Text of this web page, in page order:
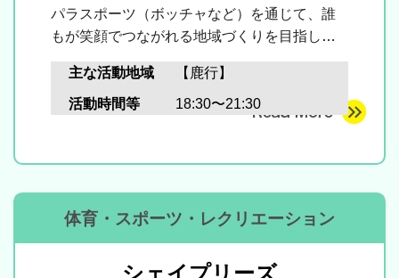
パラスポーツ（ボッチャなど）を通じて、 誰
もが笑顔でつながれる地域づくりを目指して
います。
主な活動地域
【鹿行】
活動時間等 18:30〜21:30
体育・スポーツ・レクリエーション
シェイプリーズ